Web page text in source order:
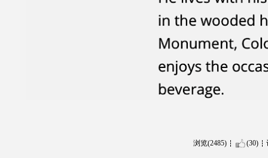
浏览(2485) (30)